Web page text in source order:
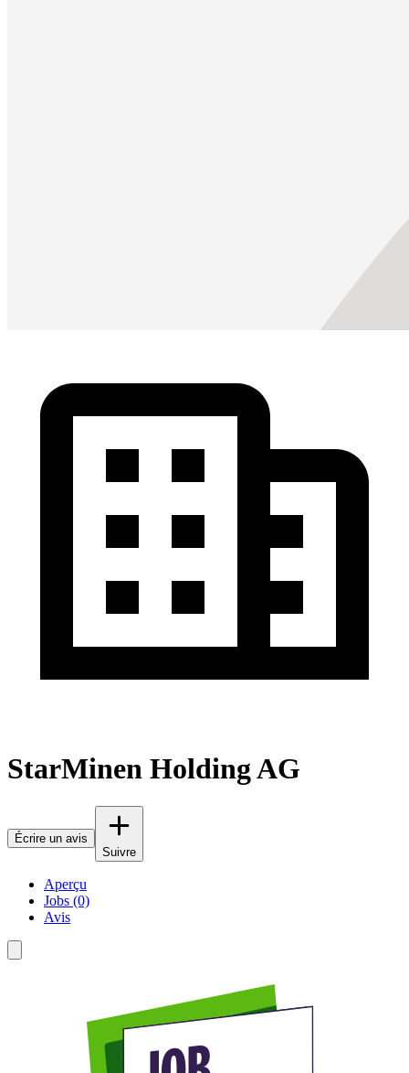
StarMinen Holding AG
Écrire un avis
Suivre
Aperçu
Jobs (0)
Avis